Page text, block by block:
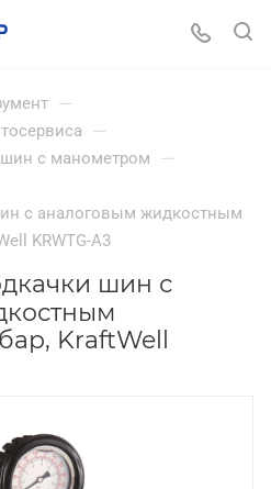
—
—
с манометром —
с аналоговым жидкостным
KRWTG-A3
шин с
KraftWell